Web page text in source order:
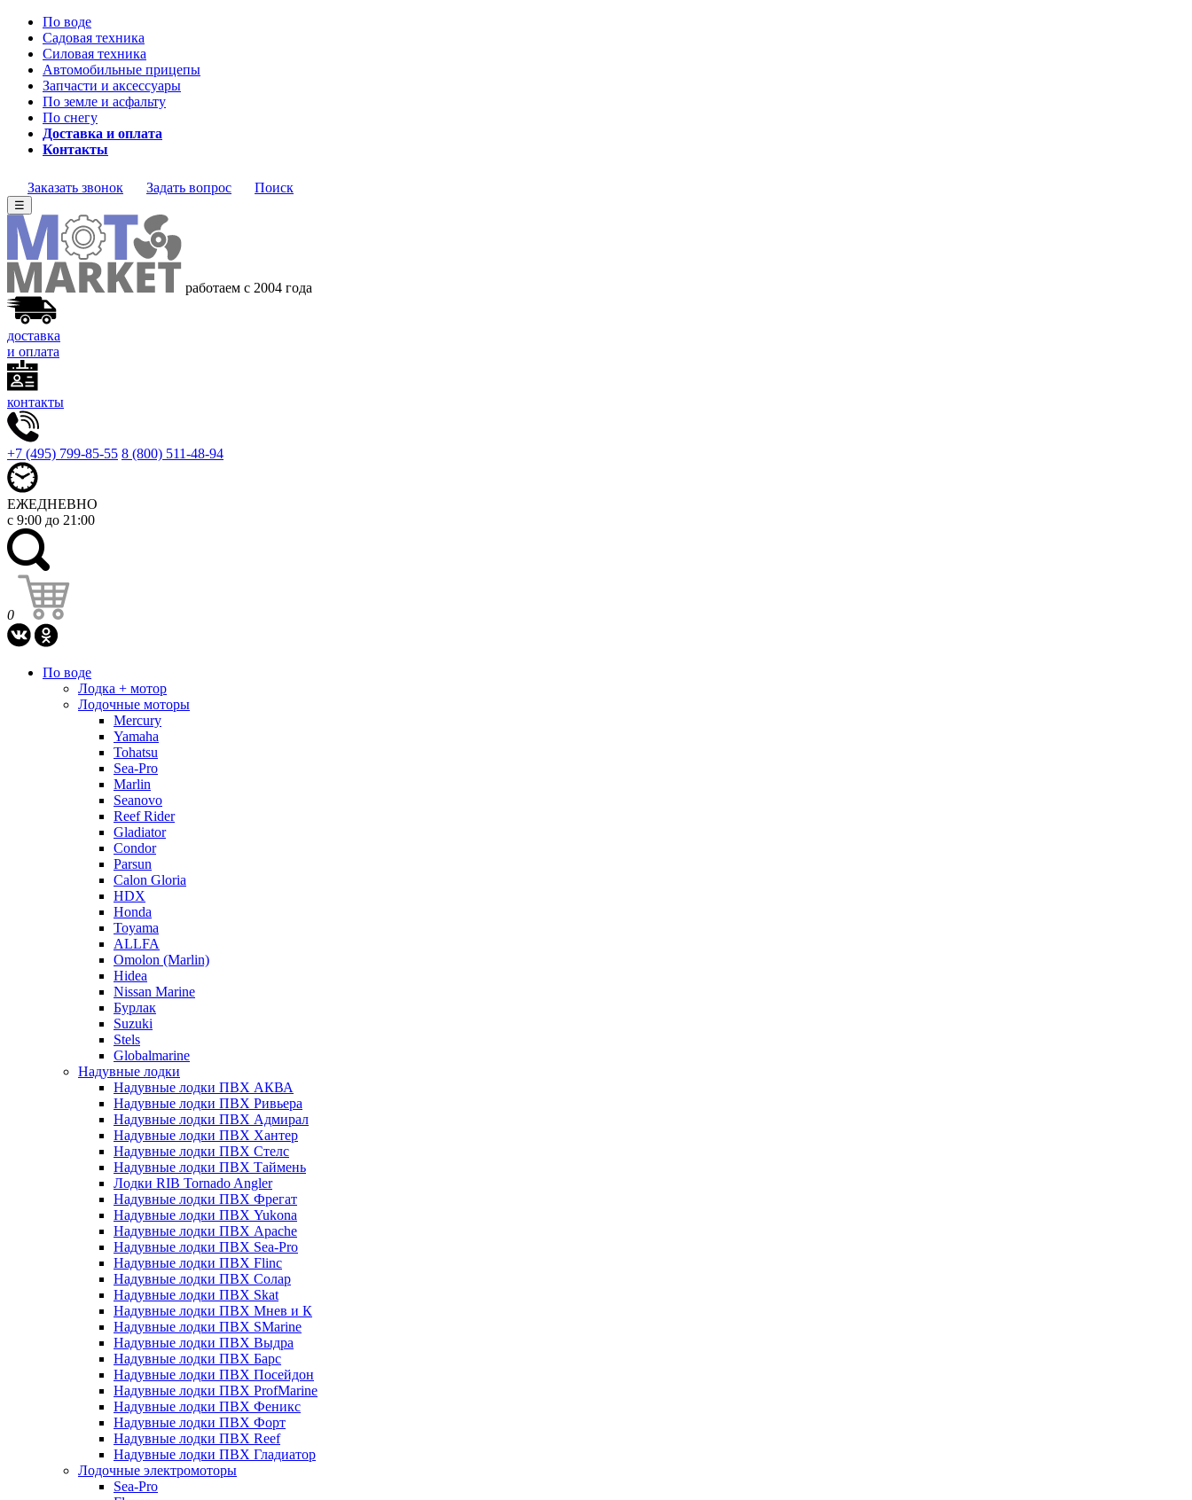
По воде
Садовая техника
Силовая техника
Автомобильные прицепы
Запчасти и аксессуары
По земле и асфальту
По снегу
Доставка и оплата
Контакты
Заказать звонок Задать вопрос Поиск
☰
работаем с 2004 года
доставка
и оплата
контакты
+7 (495) 799-85-55 8 (800) 511-48-94
ЕЖЕДНЕВНО
с 9:00 до 21:00
0
По воде
Лодка + мотор
Лодочные моторы
Mercury
Yamaha
Tohatsu
Sea-Pro
Marlin
Seanovo
Reef Rider
Gladiator
Condor
Parsun
Calon Gloria
HDX
Honda
Toyama
ALLFA
Omolon (Marlin)
Hidea
Nissan Marine
Бурлак
Suzuki
Stels
Globalmarine
Надувные лодки
Надувные лодки ПВХ АКВА
Надувные лодки ПВХ Ривьера
Надувные лодки ПВХ Адмирал
Надувные лодки ПВХ Хантер
Надувные лодки ПВХ Стелс
Надувные лодки ПВХ Таймень
Лодки RIB Tornado Angler
Надувные лодки ПВХ Фрегат
Надувные лодки ПВХ Yukona
Надувные лодки ПВХ Apache
Надувные лодки ПВХ Sea-Pro
Надувные лодки ПВХ Flinc
Надувные лодки ПВХ Солар
Надувные лодки ПВХ Skat
Надувные лодки ПВХ Мнев и К
Надувные лодки ПВХ SMarine
Надувные лодки ПВХ Выдра
Надувные лодки ПВХ Барс
Надувные лодки ПВХ Посейдон
Надувные лодки ПВХ ProfMarine
Надувные лодки ПВХ Феникс
Надувные лодки ПВХ Форт
Надувные лодки ПВХ Reef
Надувные лодки ПВХ Гладиатор
Лодочные электромоторы
Sea-Pro